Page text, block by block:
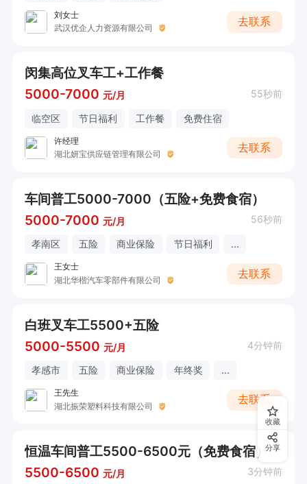
刘女士
武汉优企人力资源有限公司
去联系
闵集高位叉车工+工作餐
5000-7000 元/月 55秒前
临空区 节日福利 工作餐 免费住宿
许经理
湖北妍宝供应链管理有限公司
去联系
车间普工5000-7000（五险+免费食宿）
5000-7000 元/月 56秒前
孝南区 五险 商业保险 节日福利 ...
王女士
湖北华楷汽车零部件有限公司
去联系
白班叉车工5500+五险
5000-5500 元/月 4分钟前
孝感市 五险 商业保险 年终奖 ...
王先生
湖北振荣塑料科技有限公司
去联系
恒温车间普工5500-6500元（免费食宿）
5500-6500 元/月 3分钟前
收藏
分享